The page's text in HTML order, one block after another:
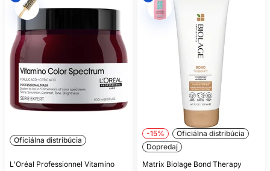
Oficiálna distribúcia
L'Oréal Professionnel Vitamino
-15%
Oficiálna distribúcia
Dopredaj
Matrix Biolage Bond Therapy